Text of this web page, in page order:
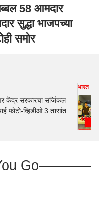
58 आमदार
सुद्धा भाजपच्या
समोर
केंद्र सरकारचा सर्जिकल
फोटो-व्हिडीओ 3 तासांत
भारत
Go